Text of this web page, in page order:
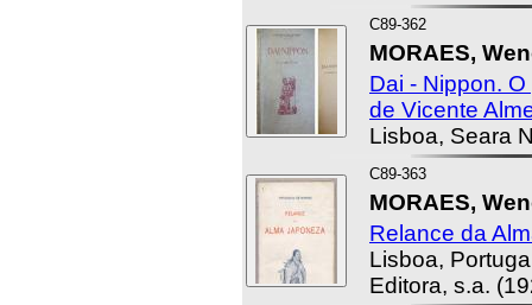
C89-362
MORAES,
Dai - Nippon.
de Vicente
Lisboa, Seara
C89-363
MORAES,
Relance da
Lisboa,
Editora, s.a.